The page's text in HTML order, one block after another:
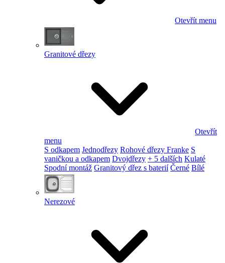
Otevřít menu
Granitové dřezy
Otevřít
menu
S odkapem Jednodřezy Rohové dřezy Franke S
vaničkou a odkapem Dvojdřezy + 5 dalších Kulaté
Spodní montáž Granitový dřez s baterií Černé Bílé
Nerezové